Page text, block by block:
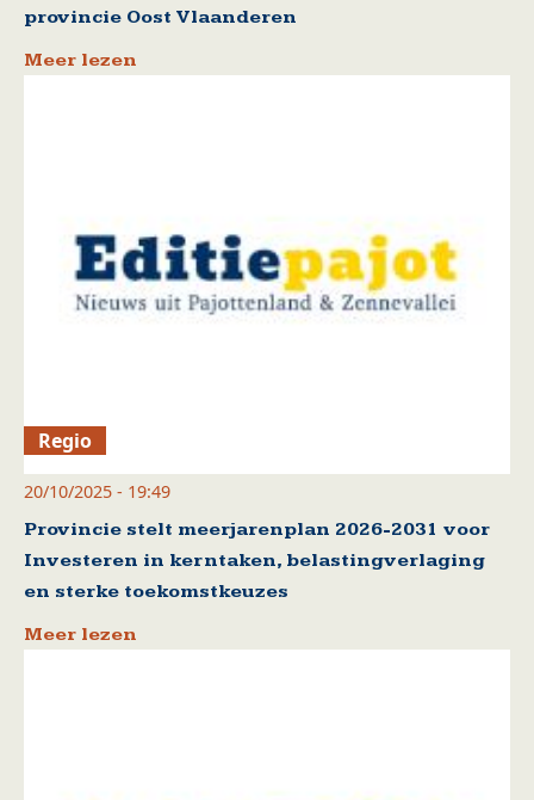
provincie Oost Vlaanderen
Meer lezen
Regio
20/10/2025 - 19:49
Provincie stelt meerjarenplan 2026-2031 voor
Investeren in kerntaken, belastingverlaging
en sterke toekomstkeuzes
Meer lezen